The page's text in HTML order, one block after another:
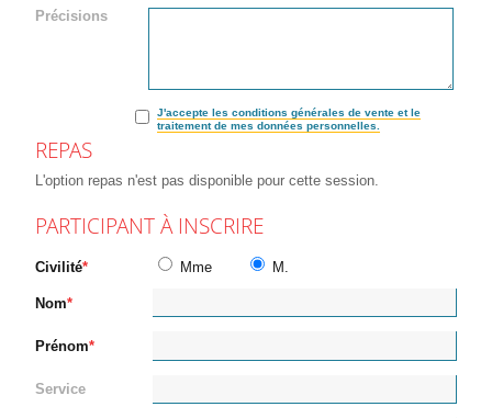
Précisions
J'accepte les conditions générales de vente et le
traitement de mes données personnelles.
REPAS
L'option repas n'est pas disponible pour cette session.
PARTICIPANT À INSCRIRE
Civilité Mme M.
Nom
Prénom
Service